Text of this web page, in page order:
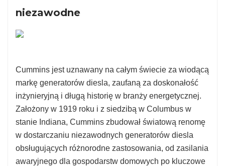
niezawodne
Cummins jest uznawany na całym świecie za wiodącą
markę generatorów diesla, zaufaną za doskonałość
inżynieryjną i długą historię w branży energetycznej.
Założony w 1919 roku i z siedzibą w Columbus w
stanie Indiana, Cummins zbudował światową renomę
w dostarczaniu niezawodnych generatorów diesla
obsługujących różnorodne zastosowania, od zasilania
awaryjnego dla gospodarstw domowych po kluczowe